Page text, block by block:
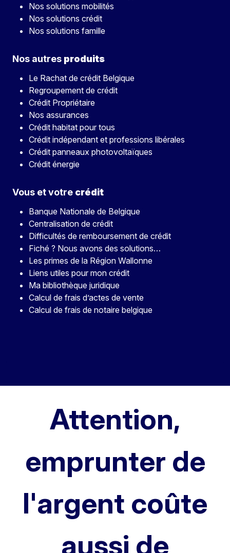
Nos solutions mobilités
Nos solutions crédit
Nos solutions famille
Nos autres produits
Le Rachat de crédit Belgique
Regroupement de crédit
Crédit Propriétaire
Nos assurances
Crédit habitat pour tous
Crédit indépendant et professions libérales
Crédit panneaux photovoltaïques
Crédit énergie
Vous et votre crédit
Banque Nationale de Belgique
Centralisation de crédit
Difficultés de remboursement de crédit
Fiché ? Nous avons des solutions…
Les primes de la Région Wallonne
Liens utiles pour mon crédit
Ma bibliothèque juridique
Calcul de frais d’actes de vente
Calcul de frais de notaire belgique
Attention,
emprunter de
l'argent coûte
aussi de